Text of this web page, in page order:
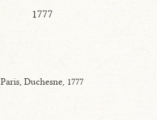
1777
Paris, Duchesne, 1777